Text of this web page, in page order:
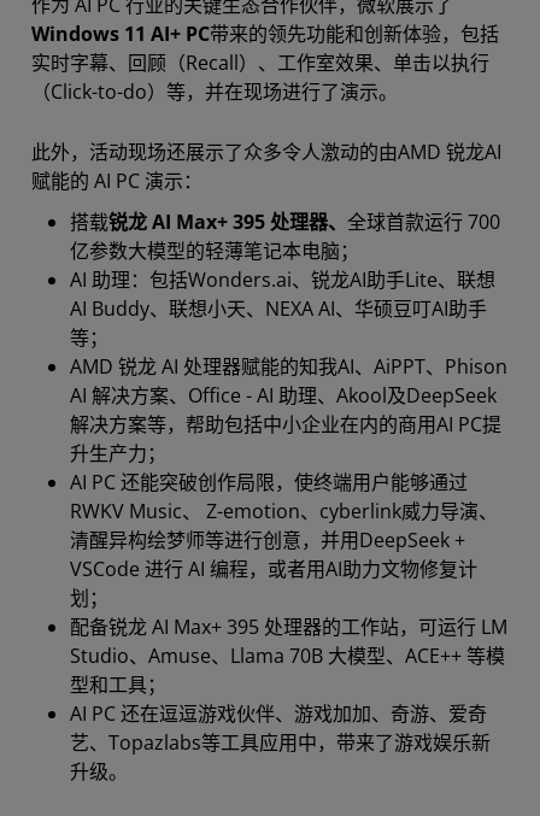
Windows 11 AI+ PC带来的领先功能和创新体验，包括
实时字幕、回顾（Recall）、工作室效果、单击以执行
（Click-to-do）等，并在现场进行了演示。
此外，活动现场还展示了众多令人激动的由AMD 锐龙AI
赋能的 AI PC 演示：
搭载锐龙 AI Max+ 395 处理器、 全球首款运行 700
亿参数大模型的轻薄笔记本电脑；
AI 助理：包括Wonders.ai、锐龙AI助手Lite、联想
AI Buddy、联想小天、NEXA AI、华硕豆叮AI助手
等；
AMD 锐龙 AI 处理器赋能的知我AI、AiPPT、Phison
AI 解决方案、Office - AI 助理、Akool及DeepSeek
解决方案等，帮助包括中小企业在内的商用AI PC提
升生产力；
AI PC 还能突破创作局限，使终端用户能够通过
RWKV Music、 Z-emotion、cyberlink威力导演、
清醒异构绘梦师等进行创意，并用DeepSeek +
VSCode 进行 AI 编程，或者用AI助力文物修复计
划；
配备锐龙 AI Max+ 395 处理器的工作站，可运行 LM
Studio、Amuse、Llama 70B 大模型、ACE++ 等模
型和工具；
AI PC 还在逗逗游戏伙伴、游戏加加、奇游、爱奇
艺、Topazlabs等工具应用中，带来了游戏娱乐新
升级。